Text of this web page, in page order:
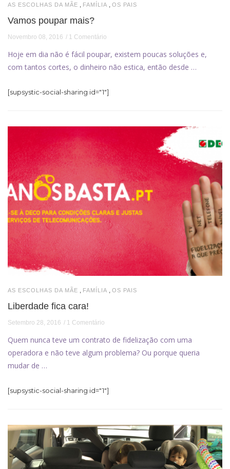
AS ESCOLHAS DA MÃE FAMÍLIA OS PAIS
Vamos poupar mais?
Novembro 08, 2016 1 Comentário
Hoje em dia não é fácil poupar, existem poucas soluções e,
com tantos cortes, o dinheiro não estica, então desde …
[supsystic-social-sharing id="1"]
AS ESCOLHAS DA MÃE , FAMÍLIA , OS PAIS
Liberdade fica cara!
Setembro 28, 2016 1 Comentário
Quem nunca teve um contrato de fidelização com uma
operadora e não teve algum problema? Ou porque queria
mudar de …
[supsystic-social-sharing id="1"]